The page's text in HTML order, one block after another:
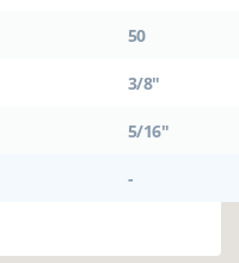
50
3/8"
5/16"
-